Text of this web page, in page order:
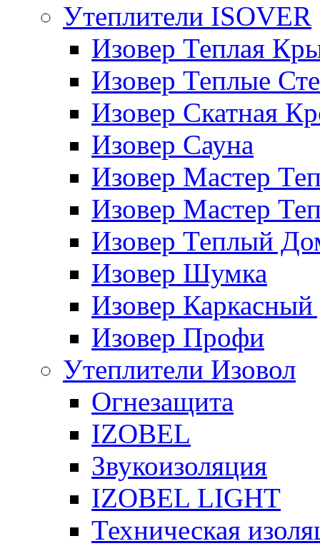
Утеплители ISOVER
Изовер Теплая
Изовер Теплые
Изовер Скатная
Изовер Сауна
Изовер Мастер
Изовер Мастер
Изовер Теплый
Изовер Шумка
Изовер
Изовер Профи
Утеплители Изовол
Огнезащита
IZOBEL
Звукоизоляция
IZOBEL LIGHT
Техническая